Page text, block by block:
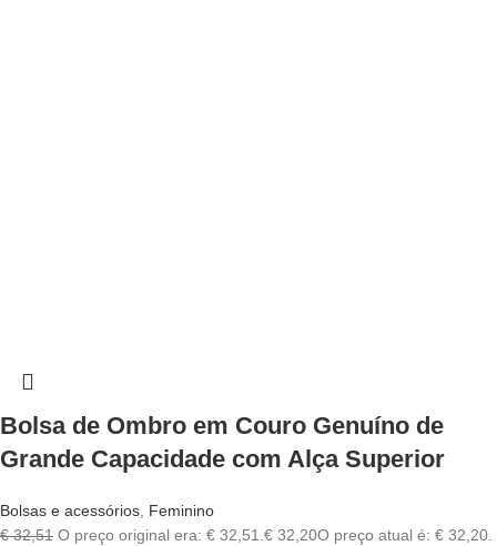
Bolsa de Ombro em Couro Genuíno de
Grande Capacidade com Alça Superior
Bolsas e acessórios, Feminino
€32,51 O preço original era: € 32,51.€ 32,20O preço atual é: € 32,20.